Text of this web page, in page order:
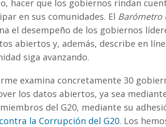
Figure 3. Availability of truly open data
in the 30 leader governments for the
score of the the full governments
Figure 4. Open Data Barometer scores
indicators between the 30
Fourth Barometer global assessment.
Figure 5. Open Data Barometer scores
30 governments in the Leaders Edition
(average out of 10 – where 10 is
hacer que los gobiernos rindan
en sus comunidades. El Barómetro
el desempeño de los gobiernos
abiertos y, además, describe en
siga avanzando.
examina concretamente 30
los datos abiertos, ya sea
del G20, mediante su
la Corrupción del G20. Los